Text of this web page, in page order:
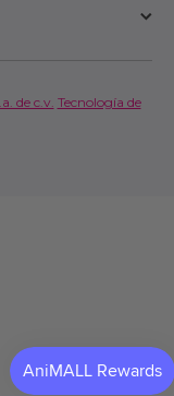
de c.v. Tecnología de